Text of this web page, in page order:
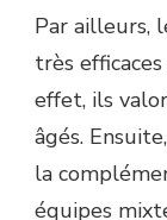
Par ailleurs,
très
effet, ils
âgés.
la
équipes